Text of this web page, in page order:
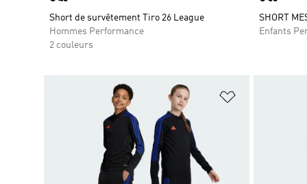
Short de survêtement Tiro 26 League
Hommes Performance
2 couleurs
SHORT
Enfants